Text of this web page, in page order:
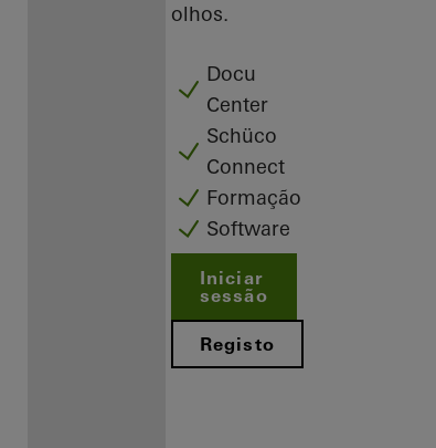
olhos.
Docu
Center
Schüco
Connect
Formação
Software
Iniciar
sessão
Registo